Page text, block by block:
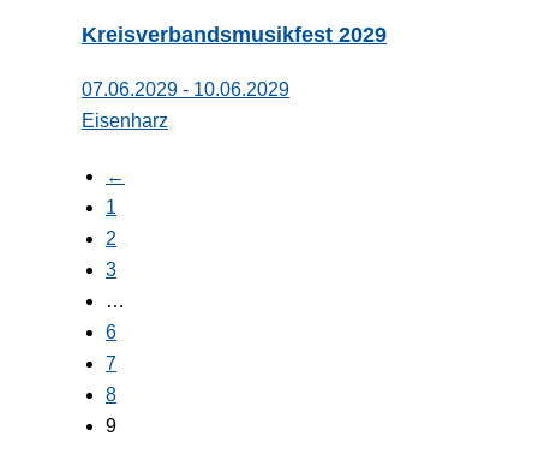
Kreisverbandsmusikfest 2029
07.06.2029 - 10.06.2029
Eisenharz
←
1
2
3
…
6
7
8
9